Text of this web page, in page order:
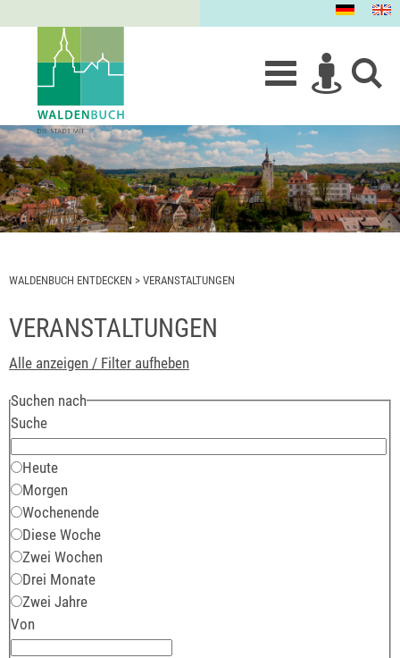
WALDENBUCH ENTDECKEN > VERANSTALTUNGEN
VERANSTALTUNGEN
Alle anzeigen / Filter aufheben
Suchen nach
Suche
Heute
Morgen
Wochenende
Diese Woche
Zwei Wochen
Drei Monate
Zwei Jahre
Von